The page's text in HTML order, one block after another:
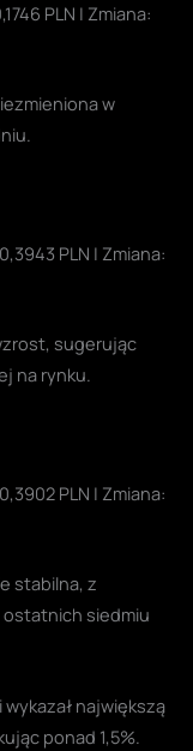
PLN | Zmiana:
w
PLN | Zmiana:
sugerując
na rynku.
PLN | Zmiana:
stabilna, z
ostatnich siedmiu
największą
ponad 1,5%.